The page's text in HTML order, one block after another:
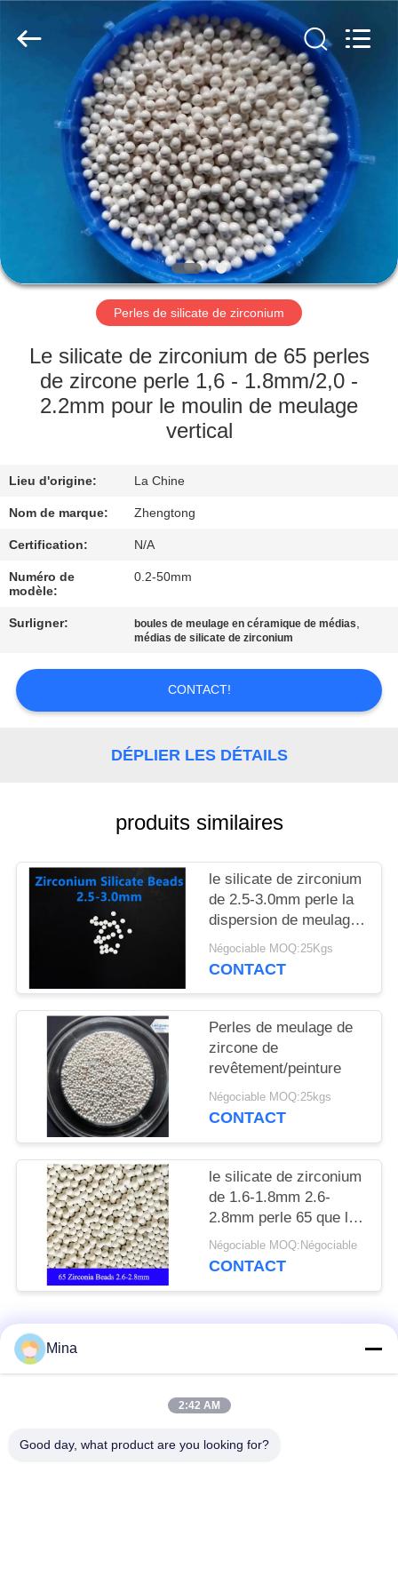
MAISON
PRODUITS
VIDÉOS
AU
SUJET
NOUS
VISITE
CONTRÔLE
DE
QUALITÉ
CONTACTEZ-
NOUS
NOUVELLES
DEMANDEZ
PLAN
DU
DE
CONFIDENTIALITÉ
Abrasive
Import&Export
Perles de silicate de zirconium
Le silicate de zirconium de 65 perles
de zircone perle 1,6 - 1.8mm/2,0 -
2.2mm pour le moulin de meulage
vertical
Lieu d'origine: La Chine
Nom de marque: Zhengtong
Certification: N/A
Numéro de
modèle:
0.2-50mm
Surligner: boules de meulage en céramique de médias,
médias de silicate de zirconium
CONTACT!
DÉPLIER LES DÉTAILS
produits similaires
le silicate de zirconium
de 2.5-3.0mm perle la
dispersion de meulage
de 65 de zircone
pesticides de perles
Négociable MOQ:25Kgs
CONTACT
Perles de meulage de
zircone de
revêtement/peinture
Négociable MOQ:25kgs
CONTACT
le silicate de zirconium
de 1.6-1.8mm 2.6-
2.8mm perle 65 que la
zircone perle des
médias de meulage
Négociable MOQ:Négociable
CONTACT
Catégories populaires
Médias de sablage
Mina
2:42 AM
Good day, what product are you looking for?